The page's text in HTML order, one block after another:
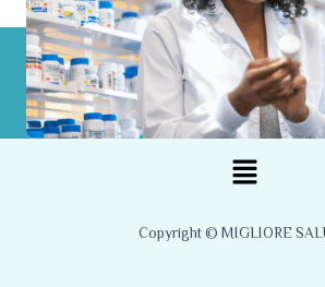
Menu
Copyright © MIGLIORE